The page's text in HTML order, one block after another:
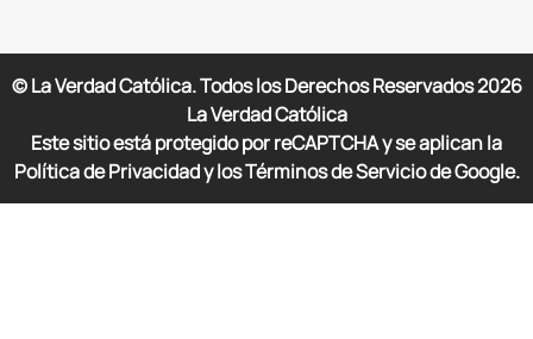
© La Verdad Católica. Todos los Derechos Reservados2026
La Verdad Católica
Este sitio está protegido por reCAPTCHA y se aplican la
Política de Privacidad y los Términos de Servicio de Google.